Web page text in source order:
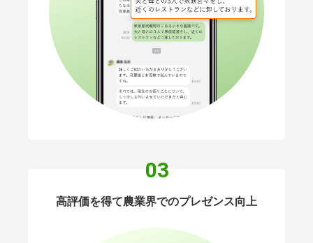
03
高評価を得て農業界でのプレゼンス向上